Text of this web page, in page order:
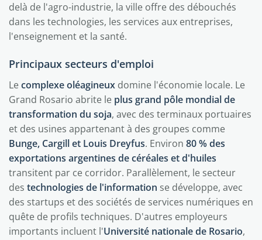
delà de l'agro-industrie, la ville offre des débouchés
dans les technologies, les services aux entreprises,
l'enseignement et la santé.
Principaux secteurs d'emploi
Lecomplexe oléagineux domine l'économie locale. Le
Grand Rosario abrite le plus grand pôle mondial de
transformation du soja, avec des terminaux portuaires
et des usines appartenant à des groupes comme
Bunge, Cargill et Louis Dreyfus. Environ 80 % des
exportations argentines de céréales et d'huiles
transitent par ce corridor. Parallèlement, le secteur
des technologies de l'information se développe, avec
des startups et des sociétés de services numériques en
quête de profils techniques. D'autres employeurs
importants incluent l'Université nationale de Rosario,